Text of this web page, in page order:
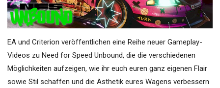
EA und Criterion veröffentlichen eine Reihe neuer Gameplay-
Videos zu Need for Speed Unbound, die die verschiedenen
Möglichkeiten aufzeigen, wie ihr euch euren ganz eigenen Flair
sowie Stil schaffen und die Ästhetik eures Wagens verbessern